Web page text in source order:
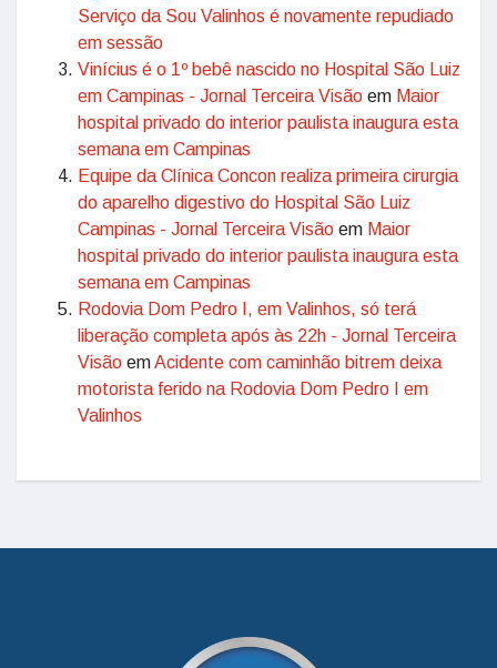
Serviço da Sou Valinhos é novamente repudiado
em sessão
Vinícius é o 1º bebê nascido no Hospital São Luiz
em Campinas - Jornal Terceira Visão em Maior
hospital privado do interior paulista inaugura esta
semana em Campinas
Equipe da Clínica Concon realiza primeira cirurgia
do aparelho digestivo do Hospital São Luiz
Campinas - Jornal Terceira Visão em Maior
hospital privado do interior paulista inaugura esta
semana em Campinas
Rodovia Dom Pedro I, em Valinhos, só terá
liberação completa após às 22h - Jornal Terceira
Visão emAcidente com caminhão bitrem deixa
motorista ferido na Rodovia Dom Pedro I em
Valinhos